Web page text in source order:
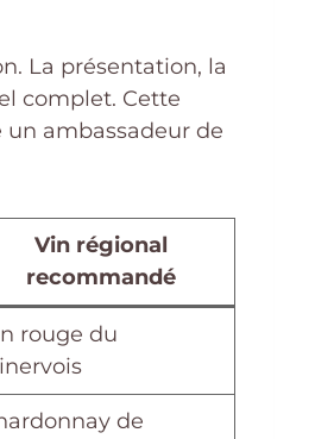
La présentation, la
complet. Cette
ambassadeur de
Vin régional
recommandé
rouge du
de